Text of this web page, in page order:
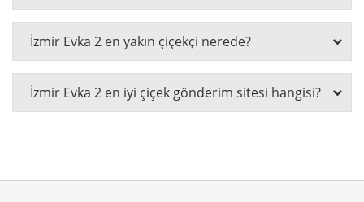
İzmir Evka 2 en yakın çiçekçi nerede?
İzmir Evka 2 en iyi çiçek gönderim sitesi hangisi?